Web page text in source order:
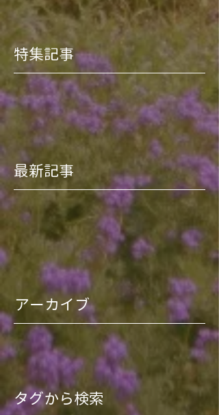
特集記事
最新記事
アーカイブ
タグから検索